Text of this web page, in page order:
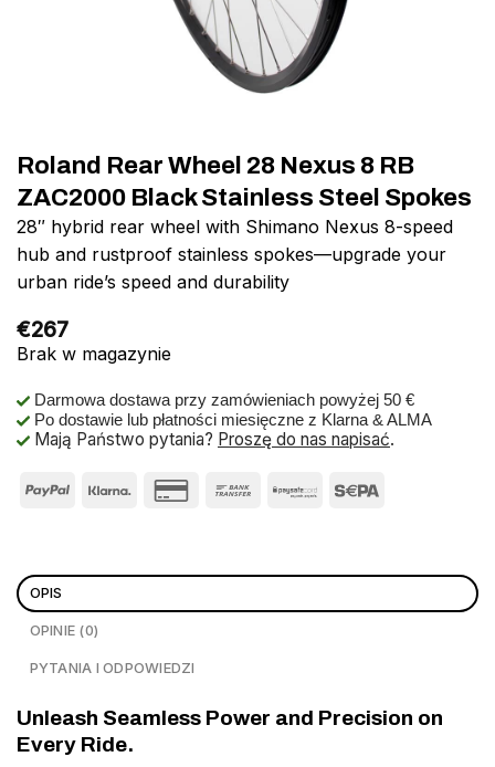
Roland Rear Wheel 28 Nexus 8 RB
ZAC2000 Black Stainless Steel Spokes
28″ hybrid rear wheel with Shimano Nexus 8-speed
hub and rustproof stainless spokes—upgrade your
urban ride’s speed and durability
€267
Brak w magazynie
Darmowa dostawa przy zamówieniach powyżej 50 €
Po dostawie lub płatności miesięczne z Klarna & ALMA
Mają Państwo pytania? Proszę do nas napisać.
OPIS
OPINIE (0)
PYTANIA I ODPOWIEDZI
Unleash Seamless Power and Precision on
Every Ride.